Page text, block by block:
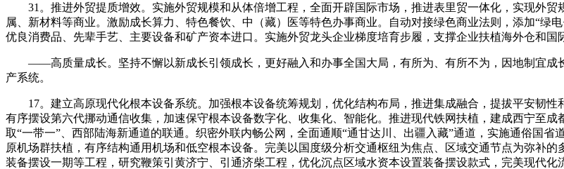
31。推进外贸提质增效。实施外贸规模和从体倍增工程，全面开辟国际市场，推进表里贸一体化，实现外贸
属、新材料等商业。激励成长算力、特色餐饮、中（藏）医等特色办事商业。自动对接绿色商业法则，添加“绿
优良消费品、先辈手艺、主要设备和矿产资本进口。实施外贸龙头企业梯度培育步履，支撑企业扶植海外仓和国
——高质量成长。坚持不懈以新成长引领成长，更好融入和办事全国大局，有所为、有所不为，因地制宜成
产系统。
17。建立高原现代化根本设备系统。加强根本设备统筹规划，优化结构布局，推进集成融合，提拔平安韧性
有序摆设第六代挪动通信收集，加速保守根本设备数字化、收集化、智能化。推进现代铁网扶植，建成西宁至
取“一带一”、西部陆海新通道的联通。织密外联内畅公网，全面通顺“通甘达川、出疆入藏”通道，实施通俗国
原机场群扶植，有序结构通用机场和低空根本设备。完美以国度级分析交通枢纽为焦点、区域交通节点为弥补
装备摆设一期等工程，研究鞭策引黄济宁、引通济柴工程，优化沉点区域水资本设置装备摆设款式，完美现代